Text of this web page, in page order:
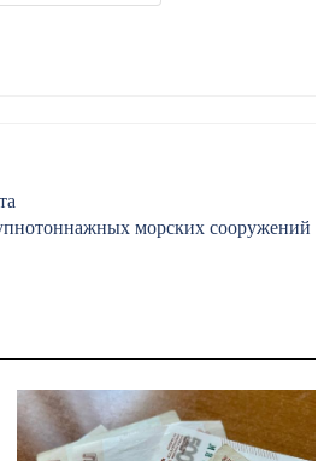
морских сооружений